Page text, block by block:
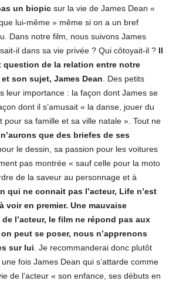
un biopic sur la vie de James Dean «
lui-même » même si on a un bref
Dans notre film, nous suivons James
il dans sa vie privée ? Qui côtoyait-il ? Il
de la relation entre notre
son sujet, James Dean . Des petits
leur importance : la façon dont James se
dont il s’amusait « la danse, jouer du
pour sa famille et sa ville natale ». Tout ne
que des briefes de ses
le dessin, sa passion pour les voitures
pas montrée « sauf celle pour la moto
de la saveur au personnage et à
qui ne connait pas l’acteur, Life n’est
voir en premier. Une mauvaise
l’acteur, le film ne répond pas aux
peut se poser, nous n’apprenons
sur lui . Je recommanderai donc plutôt
fois James Dean qui s’attarde comme
de l’acteur « son enfance, ses débuts en